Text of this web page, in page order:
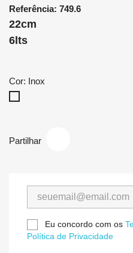
Referência: 749.6
22cm
6lts
Cor: Inox
Partilhar
Eu concordo com os
Política de Privacidade